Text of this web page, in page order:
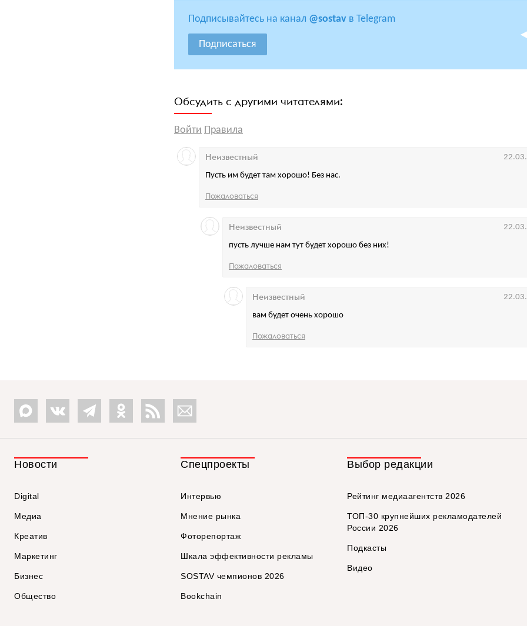
Подписывайтесь на канал @sostav в Telegram
Подписаться
Обсудить с другими читателями:
Войти Правила
Пусть им будет там хорошо! Без нас.
Неизвестный
Пожаловаться
пусть лучше нам тут будет хорошо без них!
Неизвестный
Пожаловаться
вам будет очень хорошо
Неизвестный
Пожаловаться
Новости
Digital
Медиа
Креатив
Маркетинг
Бизнес
Общество
Спецпроекты
Интервью
Мнение рынка
Фоторепортаж
Шкала эффективности рекламы
SOSTAV чемпионов 2026
Bookchain
Выбор редакции
Рейтинг медиаагентств 2026
ТОП-30 крупнейших рекламодателей
России 2026
Подкасты
Видео